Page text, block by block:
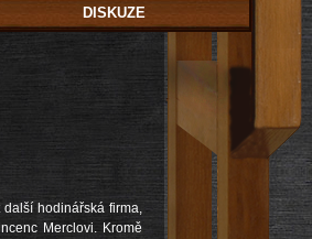
hodinářská firma,
Merclovi. Kromě
DISKUZE